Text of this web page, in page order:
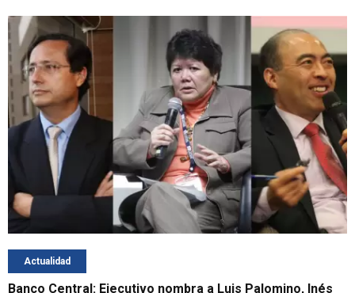
Actualidad
Banco Central: Ejecutivo nombra a Luis Palomino, Inés